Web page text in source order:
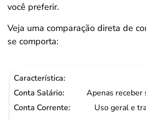
você preferir.
Veja uma comparação direta de
se comporta:
Característica
Conta
Salário
Apenas receber
Uso geral e